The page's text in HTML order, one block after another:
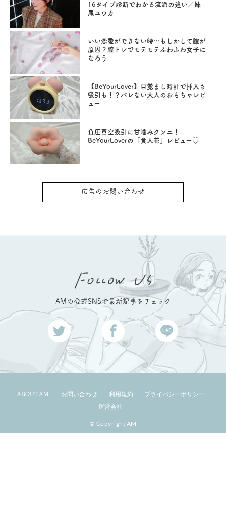
16タイプ診断でわかる流派の違い／妹
尾ユウカ
いい恋愛ができない時…もしかして膣が
原因？膣トレでモテモテふわふわ女子に
なろう
【BeYourLover】目覚まし時計で挿入も
吸引も！？バレない大人のおもちゃレビ
ュー
負圧真空吸引に甘噛みクンニ！
BeYourLoverの「食人花」レビュー♡
広告のお問い合わせ
AMの公式SNSで最新記事をチェック
ABOUT AM お問い合わせ 利用規約
プライバシーポリシー
運営会社
© Copyright AM